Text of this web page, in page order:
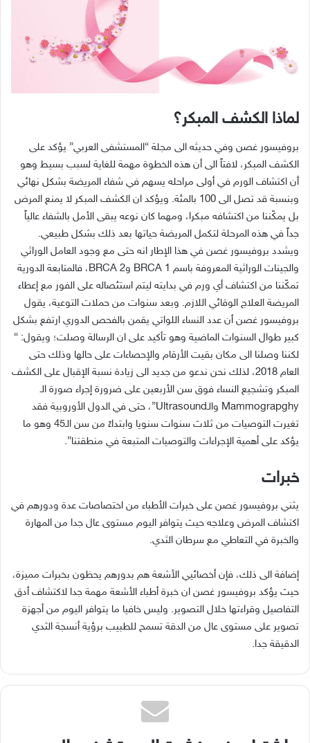
لماذا الكشف المبكر؟
بروفيسور غصن وفي حديثه الى مجلة “المستشفى العربي” يؤكد على
الكشف المبكر، لافتاً الى أن هذه الخطوة مهمة للغاية لسبب بسيط وهو
أن اكتشاف الورم في أولى مراحله يسهم في شفاء المريضة بشكل نهائي
وبنسبة قد تصل الى
بالمئة. ويؤكد ان الكشف المبكر لا يمنع المرض
بل يمكّننا من اكتشافه مبكرا، ومهما كان نوعه يبقى الأمل بالشفاء عالياً
جداً في هذه المرحلة لتكمل المريضة حياتها بعد ذلك بشكل طبيعي.
ويشدد بروفيسور غصن في هذا الإطار انه حتى مع وجود العامل الوراثي
والجينات الوراثية المعروفة باسم
وBRCA 2، فالمتابعة الدورية
تمكّننا من اكتشاف أي ورم في بدايته ليتم استئصاله على الفور مع إعطاء
المريضة العلاج الوقائي اللازم. وبعد سنوات من حملات التوعية، يقول
بروفيسور غصن أن عدد النساء اللواتي يقمن بالفحص الدوري ارتفع بشكل
كبير طوال السنوات الماضية وهو تأكيد على ان الرسالة وصلت؛ ويقول: “
لكننا وصلنا الى مكان بقيت الأرقام والإحصاءات على حالها وذلك حتى
العام
، لذلك نحن ندعو من جديد الى زيادة نسبة الإقبال على الكشف
المبكر وتشجيع النساء فوق سن الأربعين على ضرورة إجراء صورة الـ
Mammograpghy والـUltrasound” ، حتى في الدول الأوروبية فقد
تغيرت التوصيات من ثلاث سنوات سنويا وابتداءً من سن الـ45 وهو ما
يؤكد على أهمية الإجراءات والتوصيات المتبعة في منطقتنا”.
خبرات
يثني بروفيسور غصن على خبرات الأطباء من اختصاصات عدة ودورهم في
اكتشاف المرض وعلاجه حيث يتوافر اليوم مستوى عال جدا من المهارة
والخبرة في التعاطي مع سرطان الثدي.
إضافة الى ذلك، فإن أخصائيي الأشعة هم بدورهم يحظون بخبرات مميزة،
حيث يؤكد بروفيسور غصن ان خبرة أطباء الأشعة مهمة جدا لاكتشاف أدق
التفاصيل وقراءتها خلال التصوير. وليس خافيا ما يتوافر اليوم من أجهزة
تصوير على مستوى عال من الدقة تسمح للطبيب برؤية أنسجة الثدي
الدقيقة جدا.